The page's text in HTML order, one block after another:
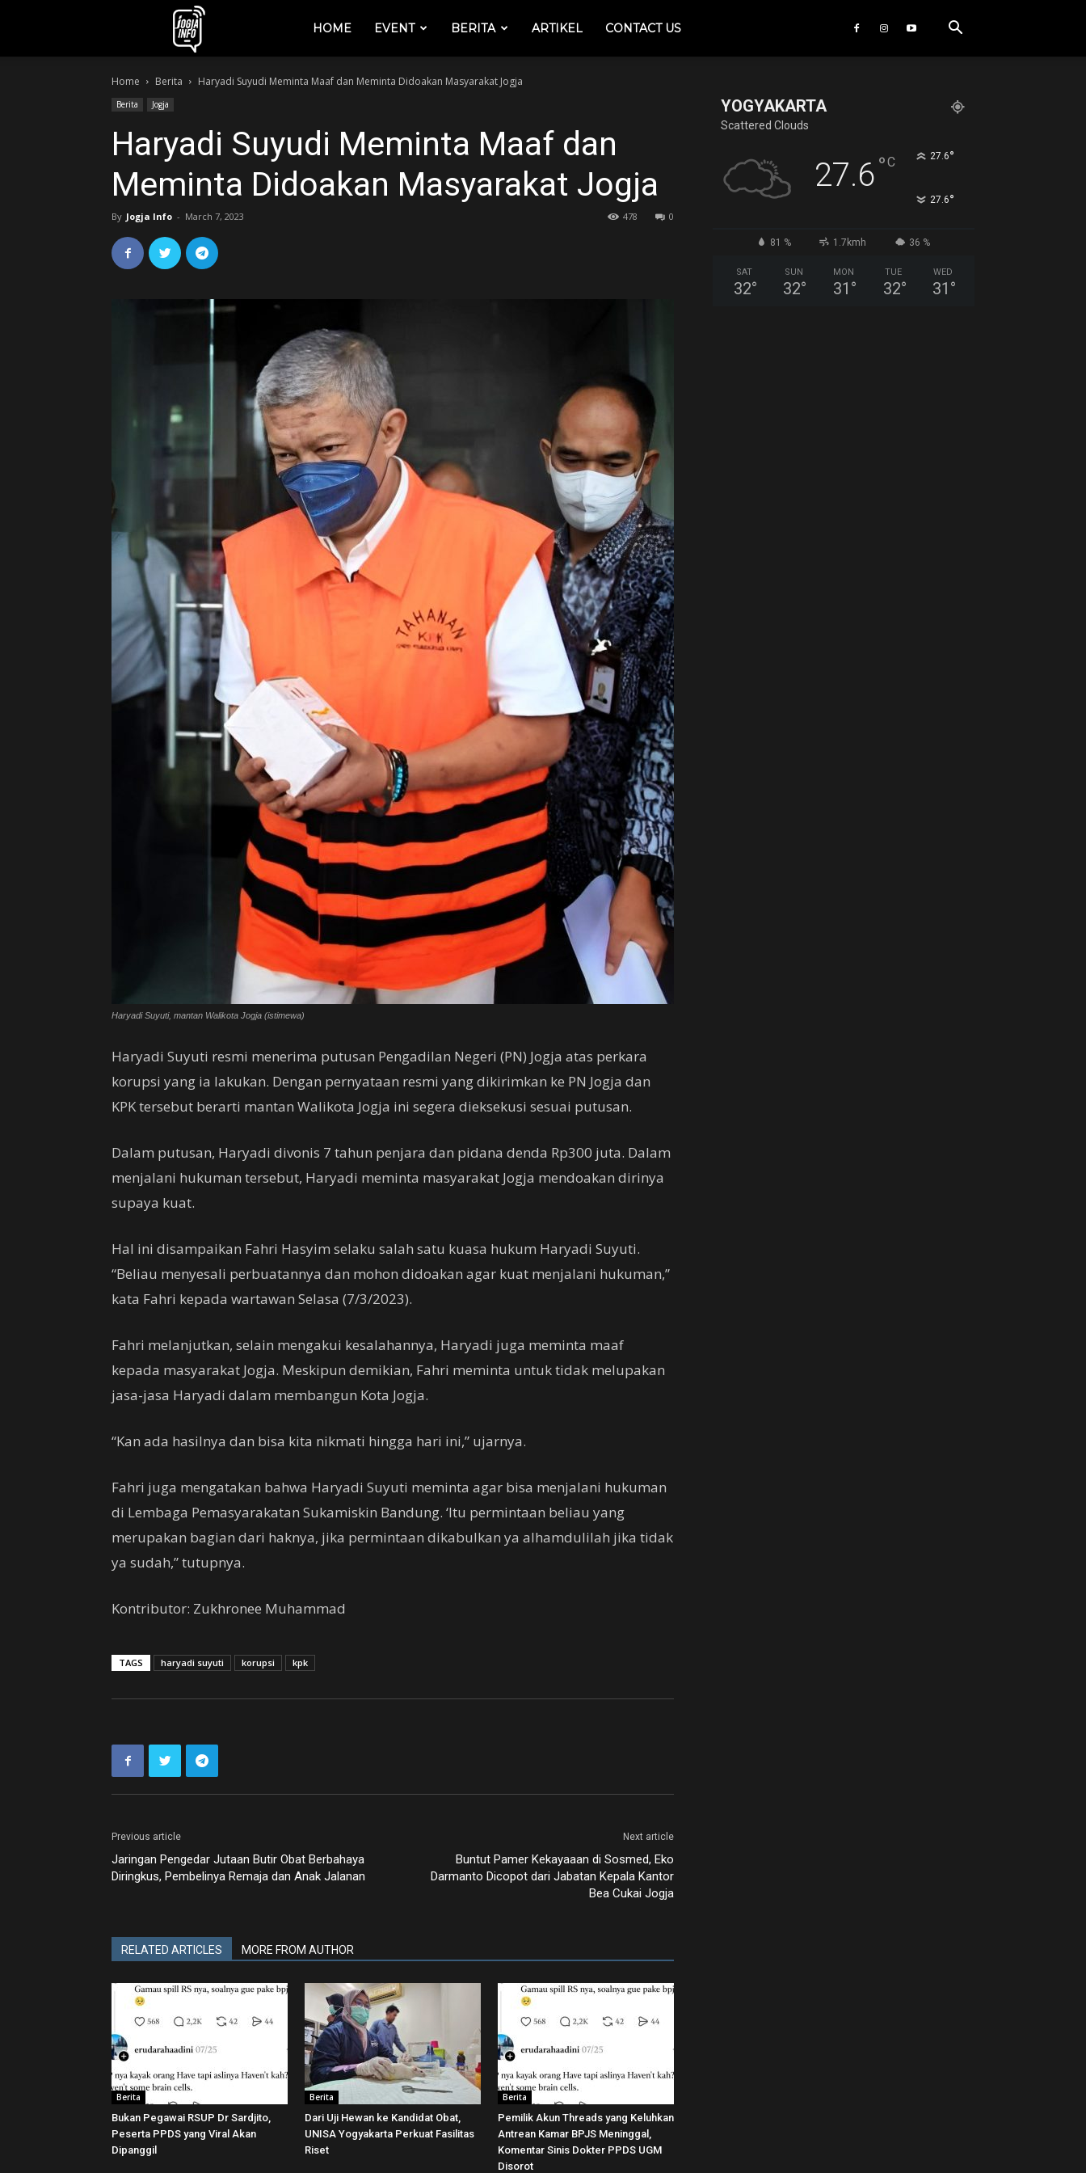
jogjainfo.idHOME EVENT BERITA ARTIKEL CONTACT US
Home Berita Haryadi Suyudi Meminta Maaf dan Meminta Didoakan Masyarakat Jogja
Berita Jogja
Haryadi Suyudi Meminta Maaf dan
Meminta Didoakan Masyarakat Jogja
By Jogja Info - March 7, 2023 0
478
Haryadi Suyuti, mantan Walikota Jogja (istimewa)
Haryadi Suyuti resmi menerima putusan Pengadilan Negeri (PN) Jogja atas perkara
korupsi yang ia lakukan. Dengan pernyataan resmi yang dikirimkan ke PN Jogja dan
KPK tersebut berarti mantan Walikota Jogja ini segera dieksekusi sesuai putusan.
Dalam putusan, Haryadi divonis 7 tahun penjara dan pidana denda Rp300 juta. Dalam
menjalani hukuman tersebut, Haryadi meminta masyarakat Jogja mendoakan dirinya
supaya kuat.
Hal ini disampaikan Fahri Hasyim selaku salah satu kuasa hukum Haryadi Suyuti.
“Beliau menyesali perbuatannya dan mohon didoakan agar kuat menjalani hukuman,”
kata Fahri kepada wartawan Selasa (7/3/2023).
Fahri melanjutkan, selain mengakui kesalahannya, Haryadi juga meminta maaf
kepada masyarakat Jogja. Meskipun demikian, Fahri meminta untuk tidak melupakan
jasa-jasa Haryadi dalam membangun Kota Jogja.
“Kan ada hasilnya dan bisa kita nikmati hingga hari ini,” ujarnya.
Fahri juga mengatakan bahwa Haryadi Suyuti meminta agar bisa menjalani hukuman
di Lembaga Pemasyarakatan Sukamiskin Bandung. ‘Itu permintaan beliau yang
merupakan bagian dari haknya, jika permintaan dikabulkan ya alhamdulilah jika tidak
ya sudah,” tutupnya.
Kontributor: Zukhronee Muhammad
TAGS haryadi suyuti korupsi kpk
Previous article
Jaringan Pengedar Jutaan Butir Obat Berbahaya
Diringkus, Pembelinya Remaja dan Anak Jalanan
Next article
Buntut Pamer Kekayaaan di Sosmed, Eko
Darmanto Dicopot dari Jabatan Kepala Kantor
Bea Cukai Jogja
RELATED ARTICLES MORE FROM AUTHOR
Berita
Bukan Pegawai RSUP Dr Sardjito,
Peserta PPDS yang Viral Akan
Dipanggil
Berita
Dari Uji Hewan ke Kandidat Obat,
UNISA Yogyakarta Perkuat Fasilitas
Riset
Berita
Pemilik Akun Threads yang Keluhkan
Antrean Kamar BPJS Meninggal,
Komentar Sinis Dokter PPDS UGM
Disorot
YOGYAKARTA
Scattered Clouds
27.6°C 27.6°
27.6°
81 % 1.7kmh 36 %
SAT
32°
SUN
32°
MON
31 °
TUE
32°
WED
31 °